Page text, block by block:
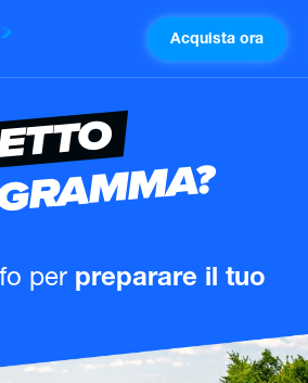
Acquista ora
per preparare il tuo